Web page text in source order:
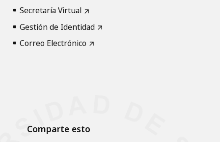
Secretaría Virtual
Gestión de Identidad
Correo Electrónico
Comparte esto